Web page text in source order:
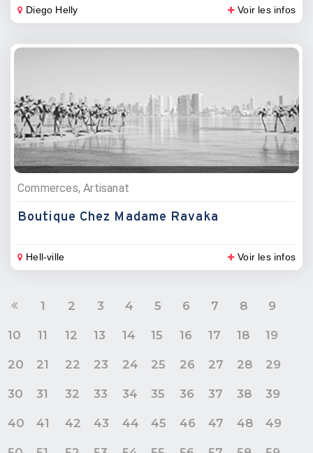
Diego Helly Voir les infos
Commerces, Artisanat
Boutique Chez Madame Ravaka
Hell-ville Voir les infos
1 2 3 4 5 6 7 8 9
10 11 12 13 14 15 16 17 18 19
20 21 22 23 24 25 26 27 28 29
30 31 32 33 34 35 36 37 38 39
40 41 42 43 44 45 46 47 48 49